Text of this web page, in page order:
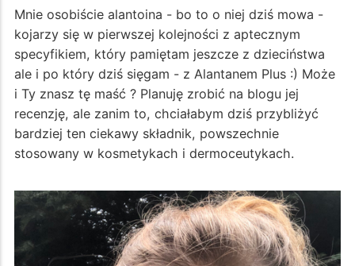
Mnie osobiście alantoina - bo to o niej dziś mowa -
kojarzy się w pierwszej kolejności z aptecznym
specyfikiem, który pamiętam jeszcze z dzieciństwa
ale i po który dziś sięgam - z Alantanem Plus :) Może
i Ty znasz tę maść ? Planuję zrobić na blogu jej
recenzję, ale zanim to, chciałabym dziś przybliżyć
bardziej ten ciekawy składnik, powszechnie
stosowany w kosmetykach i dermoceutykach.